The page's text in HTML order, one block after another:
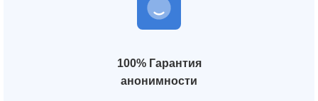
100% Гарантия
анонимности